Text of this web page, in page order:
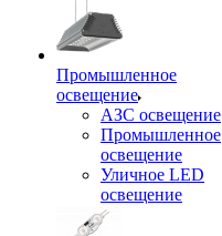
Промышленное
освещение
АЗС освещение
Промышленное
освещение
Уличное LED
освещение